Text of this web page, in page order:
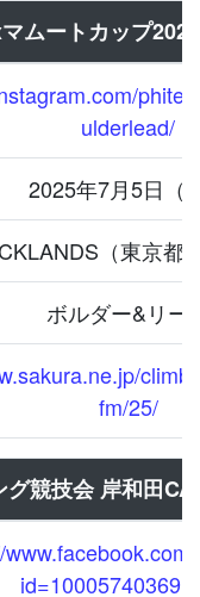
ムートカップ2025
ulderlead/
2025年7⽉5⽇（
（東京都
ボルダー&リー
fm/25/
競技会 岸和田